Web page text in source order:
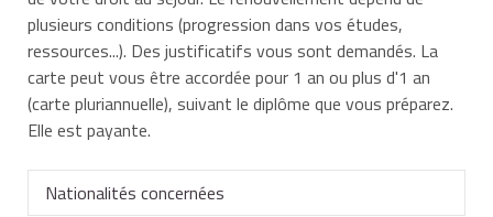
plusieurs conditions (progression dans vos études,
ressources...). Des justificatifs vous sont demandés. La
carte peut vous être accordée pour 1 an ou plus d'1 an
(carte pluriannuelle), suivant le diplôme que vous préparez.
Elle est payante.
Nationalités concernées